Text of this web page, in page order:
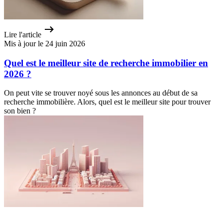
Lire l'article
Mis à jour le 24 juin 2026
Quel est le meilleur site de recherche immobilier en
2026 ?
On peut vite se trouver noyé sous les annonces au début de sa
recherche immobilière. Alors, quel est le meilleur site pour trouver
son bien ?